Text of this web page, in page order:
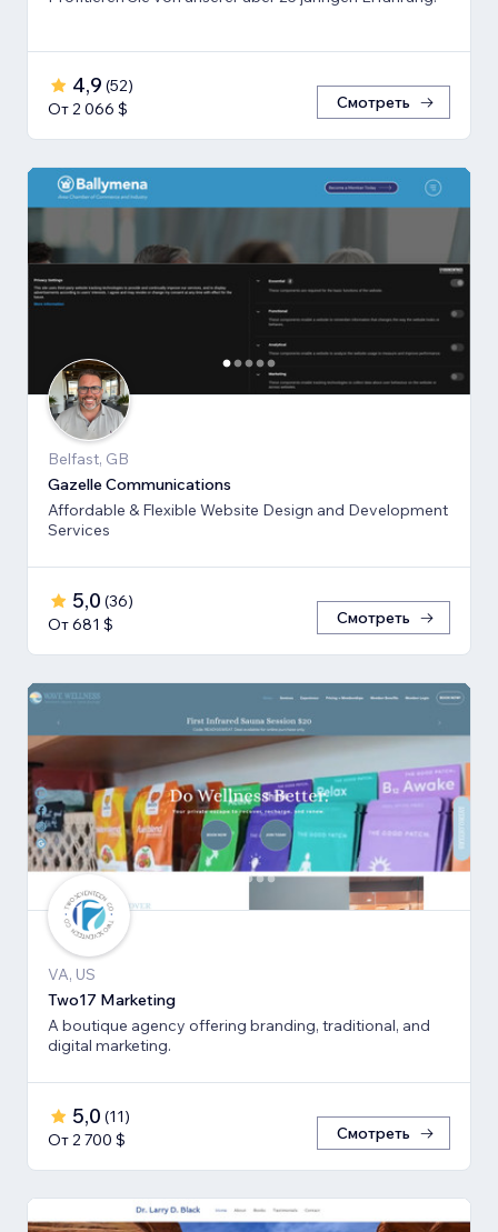
4,9 (52)
От 2 066 $
Смотреть
Belfast, GB
Gazelle Communications
Affordable & Flexible Website Design and Development
Services
5,0 (36)
От 681 $
Смотреть
VA, US
Two17 Marketing
A boutique agency offering branding, traditional, and
digital marketing.
5,0 (11)
От 2 700 $
Смотреть